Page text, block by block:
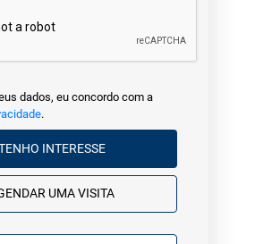
dados, eu concordo com a
.
TENHO INTERESSE
AGENDAR UMA VISITA